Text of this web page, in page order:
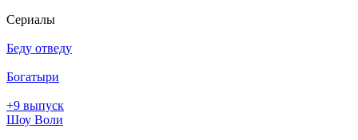
Се­риа­лы
Беду отведу
Богатыри
+9 выпуск
Шоу Воли